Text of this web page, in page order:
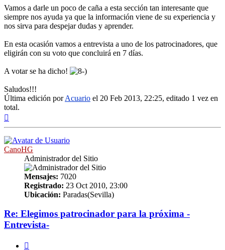
Vamos a darle un poco de caña a esta sección tan interesante que
siempre nos ayuda ya que la información viene de su experiencia y
nos sirva para despejar dudas y aprender.
En esta ocasión vamos a entrevista a uno de los patrocinadores, que
eligirán con su voto que concluirá en 7 días.
A votar se ha dicho!
Saludos!!!
Última edición porAcuario el 20 Feb 2013, 22:25, editado 1 vez en
total.
CanoHG
Administrador del Sitio
Mensajes: 7020
Registrado: 23 Oct 2010, 23:00
Ubicación: Paradas(Sevilla)
Re: Elegimos patrocinador para la próxima -
Entrevista-